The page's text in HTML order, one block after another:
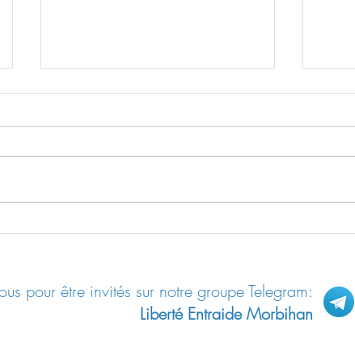
L’Union Européenne du traité de
pour être invités sur notre groupe Telegram:
Liberté Entraide Morbihan